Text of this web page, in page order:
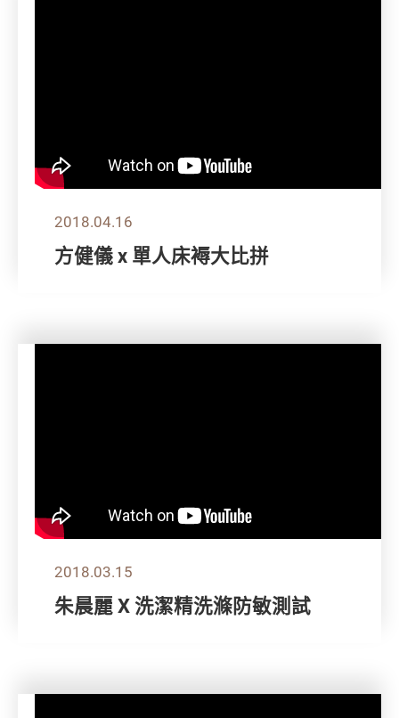
2018.04.16
方健儀 x 單人床褥大比拼
2018.03.15
朱晨麗 X 洗潔精洗滌防敏測試